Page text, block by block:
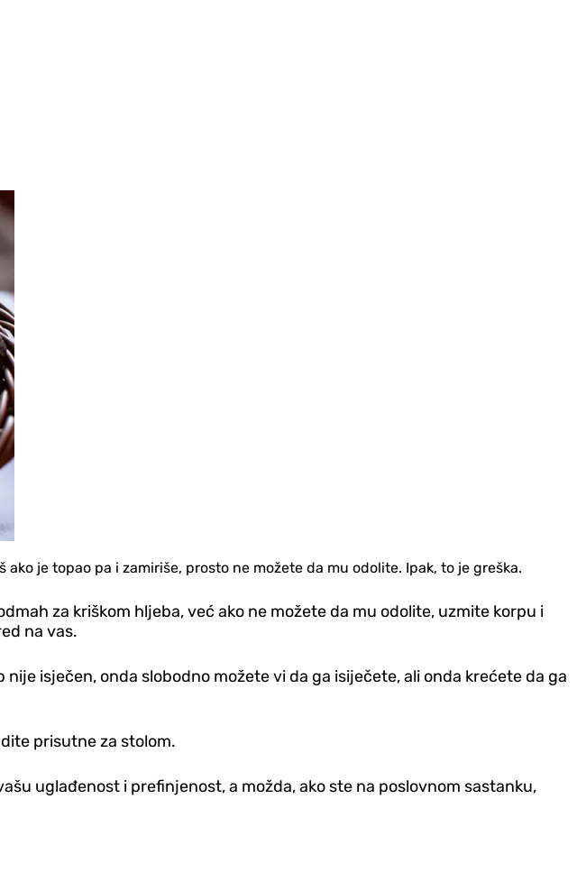
je topao pa i zamiriše, prosto ne možete da mu odolite. Ipak, to je greška.
za kriškom hljeba, već ako ne možete da mu odolite, uzmite korpu i
na vas.
isječen, onda slobodno možete vi da ga isiječete, ali onda krećete da ga
prisutne za stolom.
uglađenost i prefinjenost, a možda, ako ste na poslovnom sastanku,